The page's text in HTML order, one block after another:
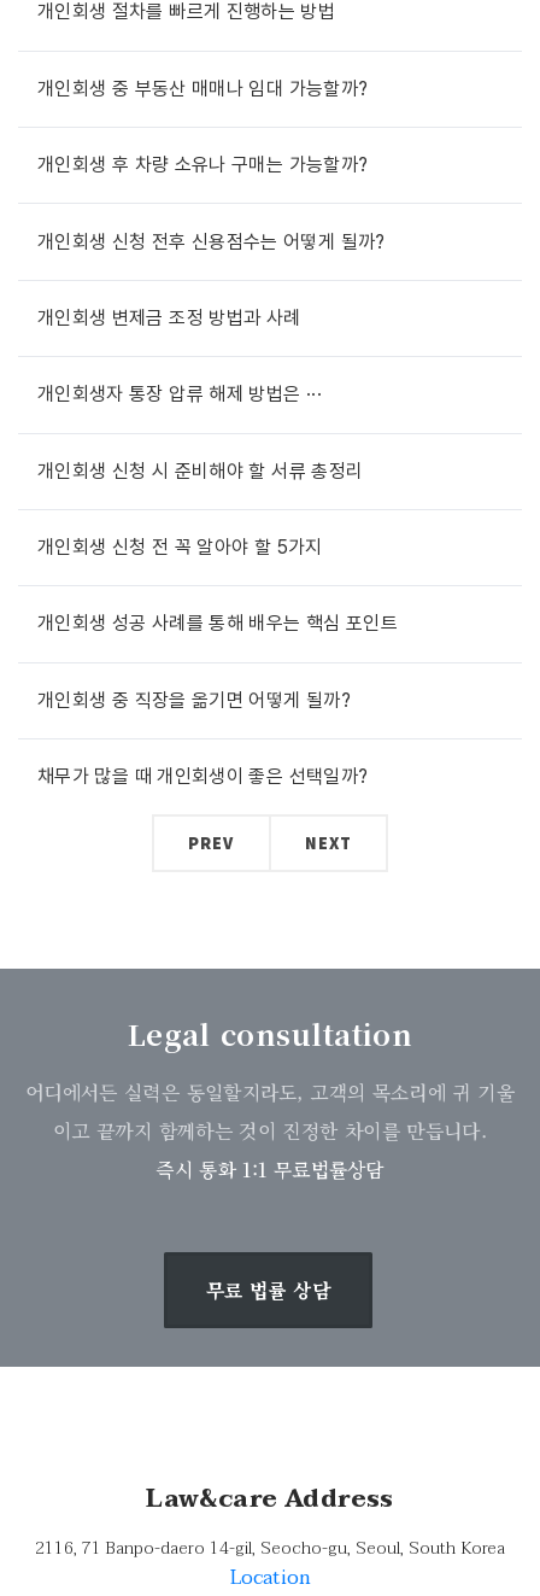
개인회생 절차를 빠르게 진행하는 방법
개인회생 중 부동산 매매나 임대 가능할까?
개인회생 후 차량 소유나 구매는 가능할까?
개인회생 신청 전후 신용점수는 어떻게 될까?
개인회생 변제금 조정 방법과 사례
개인회생자 통장 압류 해제 방법은 ···
개인회생 신청 시 준비해야 할 서류 총정리
개인회생 신청 전 꼭 알아야 할 5가지
개인회생 성공 사례를 통해 배우는 핵심 포인트
개인회생 중 직장을 옮기면 어떻게 될까?
채무가 많을 때 개인회생이 좋은 선택일까?
PREV NEXT
Legal consultation
어디에서든 실력은 동일할지라도, 고객의 목소리에 귀 기울
이고 끝까지 함께하는 것이 진정한 차이를 만듭니다.
즉시 통화 1:1 무료법률상담
무료 법률 상담
Law&care Address
2116, 71 Banpo-daero 14-gil, Seocho-gu, Seoul, South Korea
Location